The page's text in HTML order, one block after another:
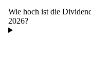
Wie hoch ist die
2026?